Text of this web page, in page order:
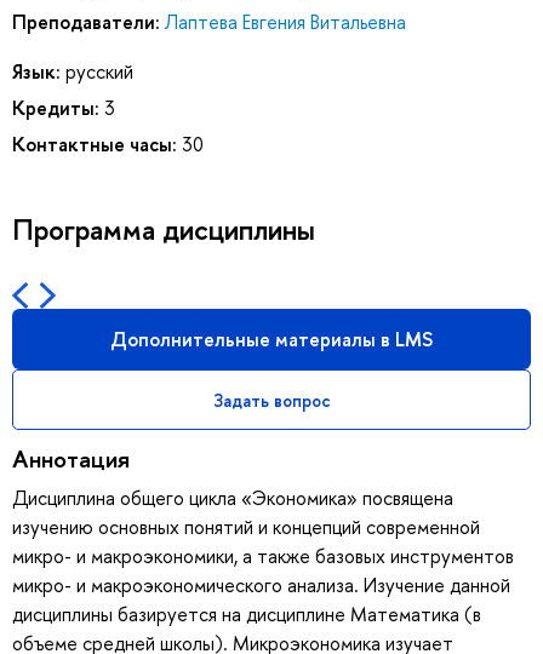
Преподаватели: Лаптева Евгения Витальевна
Язык: русский
Кредиты: 3
Контактные часы: 30
Программа дисциплины
Дополнительные материалы в LMS
Задать вопрос
Аннотация
Дисциплина общего цикла «Экономика» посвящена
изучению основных понятий и концепций современной
микро- и макроэкономики, а также базовых инструментов
микро- и макроэкономического анализа. Изучение данной
дисциплины базируется на дисциплине Математика (в
объеме средней школы). Микроэкономика изучает